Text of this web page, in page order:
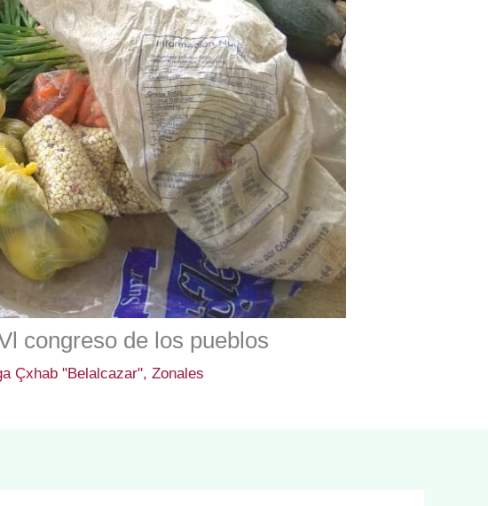
congreso de los pueblos
Çxhab "Belalcazar", Zonales